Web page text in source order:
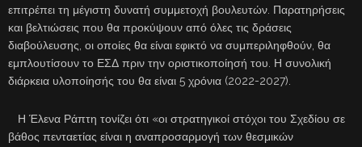
επιτρέπει τη μέγιστη δυνατή συμμετοχή βουλευτών. Παρατηρήσεις
και βελτιώσεις που θα προκύψουν από όλες τις δράσεις
διαβούλευσης, οι οποίες θα είναι εφικτό να συμπεριληφθούν, θα
εμπλουτίσουν το ΕΣΔ πριν την οριστικοποίησή του. Η συνολική
διάρκεια υλοποίησής του θα είναι 5 χρόνια (2022-2027).
Η Έλενα Ράπτη τονίζει ότι «οι στρατηγικοί στόχοι του Σχεδίου σε
βάθος πενταετίας είναι η αναπροσαρμογή των θεσμικών